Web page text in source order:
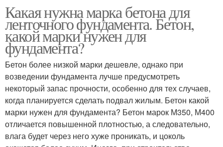
Какая нужна марка бетона для
ленточного фундамента. Бетон,
какой марки нужен для
фундамента?
Бетон более низкой марки дешевле, однако при
возведении фундамента лучше предусмотреть
некоторый запас прочности, особенно для тех случаев,
когда планируется сделать подвал жилым. Бетон какой
марки нужен для фундамента? Бетон марок М350, М400
отличается повышенной плотностью, а следовательно,
влага будет через него хуже проникать, и цоколь